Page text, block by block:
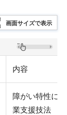
画面サイズで表示
内容
障がい特性に
業支援技法